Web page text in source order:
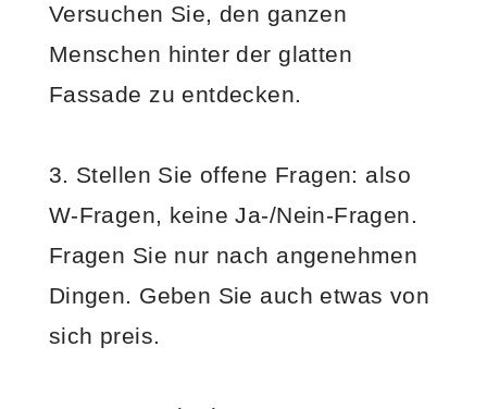
Versuchen Sie, den ganzen
Menschen hinter der glatten
Fassade zu entdecken.
3. Stellen Sie offene Fragen: also
W-Fragen, keine Ja-/Nein-Fragen.
Fragen Sie nur nach angenehmen
Dingen. Geben Sie auch etwas von
sich preis.